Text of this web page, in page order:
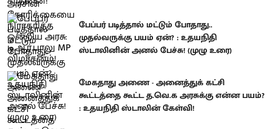
பேப்பர் படித்தால் மட்டும் போதாது..
முதல்வருக்கு பயம் ஏன்? : உதயநிதி
ஸ்டாலினின் அனல் பேச்சு! (முழு உரை)
மேகதாது அணை - அனைத்துக் கட்சி
கூட்டத்தை கூட்ட த.வெ.க அரசுக்கு என்ன பயம்?
: உதயநிதி ஸ்டாலின் கேள்வி!